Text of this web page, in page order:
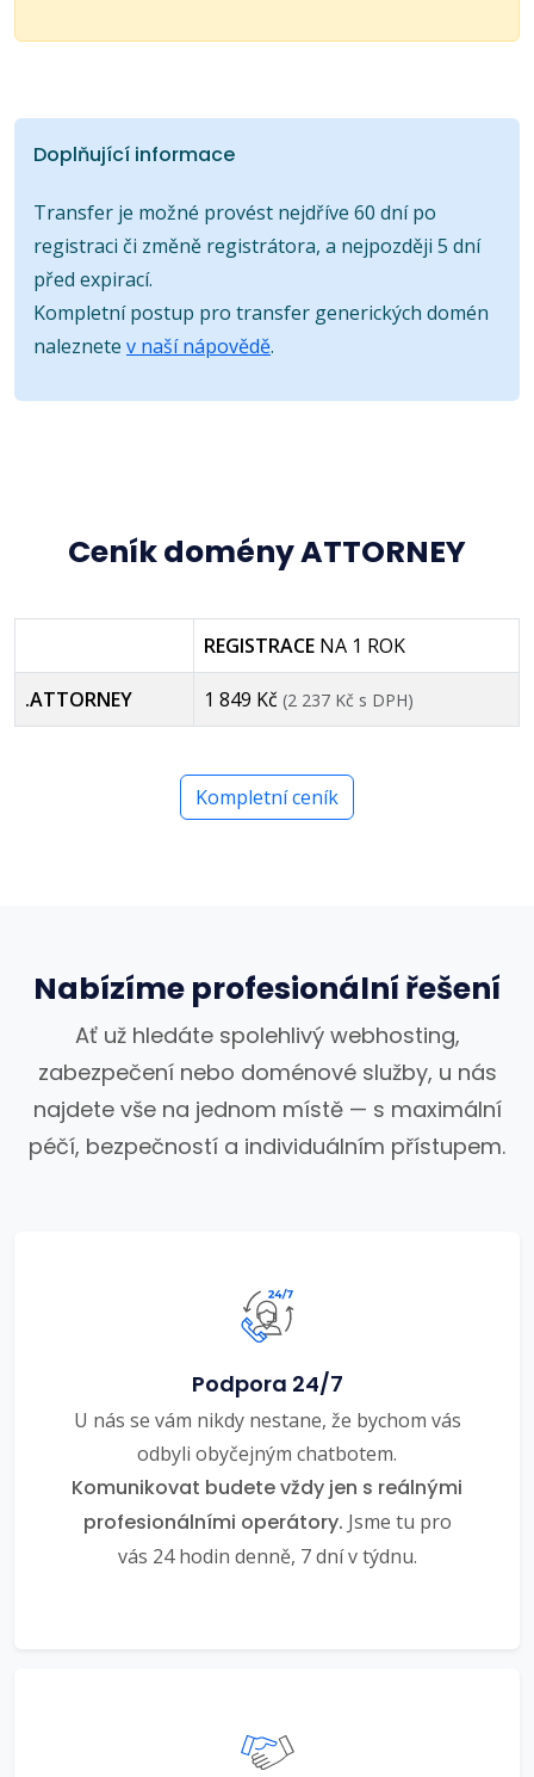
Doplňující informace
Transfer je možné provést nejdříve 60 dní po
registraci či změně registrátora, a nejpozději 5 dní
před expirací.
Kompletní postup pro transfer generických domén
naleznete v naší nápovědě.
Ceník domény ATTORNEY
REGISTRACE NA 1 ROK
.ATTORNEY 1 849 Kč (2 237 Kč s DPH)
Kompletní ceník
Nabízíme profesionální řešení
Ať už hledáte spolehlivý webhosting,
zabezpečení nebo doménové služby, u nás
najdete vše na jednom místě — s maximální
péčí, bezpečností a individuálním přístupem.
Podpora 24/7
U nás se vám nikdy nestane, že bychom vás
odbyli obyčejným chatbotem.
Komunikovat budete vždy jen s reálnými
profesionálními operátory. Jsme tu pro
vás 24 hodin denně, 7 dní v týdnu.